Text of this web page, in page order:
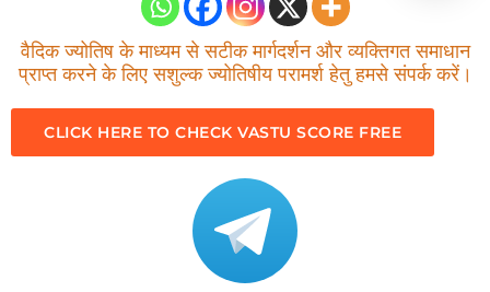
वैदिक ज्योतिष के माध्यम से सटीक मार्गदर्शन और व्यक्तिगत समाधान
प्राप्त करने के लिए सशुल्क ज्योतिषीय परामर्श हेतु हमसे संपर्क करें।
CLICK HERE TO CHECK VASTU SCORE FREE